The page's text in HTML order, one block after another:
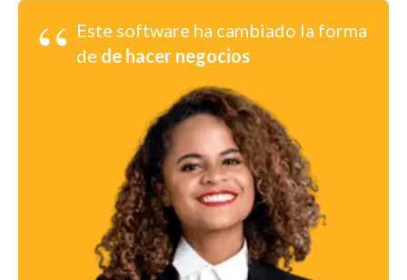
“ Este software ha cambiado la forma
de de hacer negocios